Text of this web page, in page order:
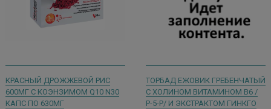
КРАСНЫЙ ДРОЖЖЕВОЙ РИС
600МГ С КОЭНЗИМОМ Q10 N30
КАПС ПО 630МГ
ТОРБАД ЕЖОВИК ГРЕБЕНЧАТЫЙ
С ХОЛИНОМ ВИТАМИНОМ В6 /
Р-5-Р/ И ЭКСТРАКТОМ ГИНКГО